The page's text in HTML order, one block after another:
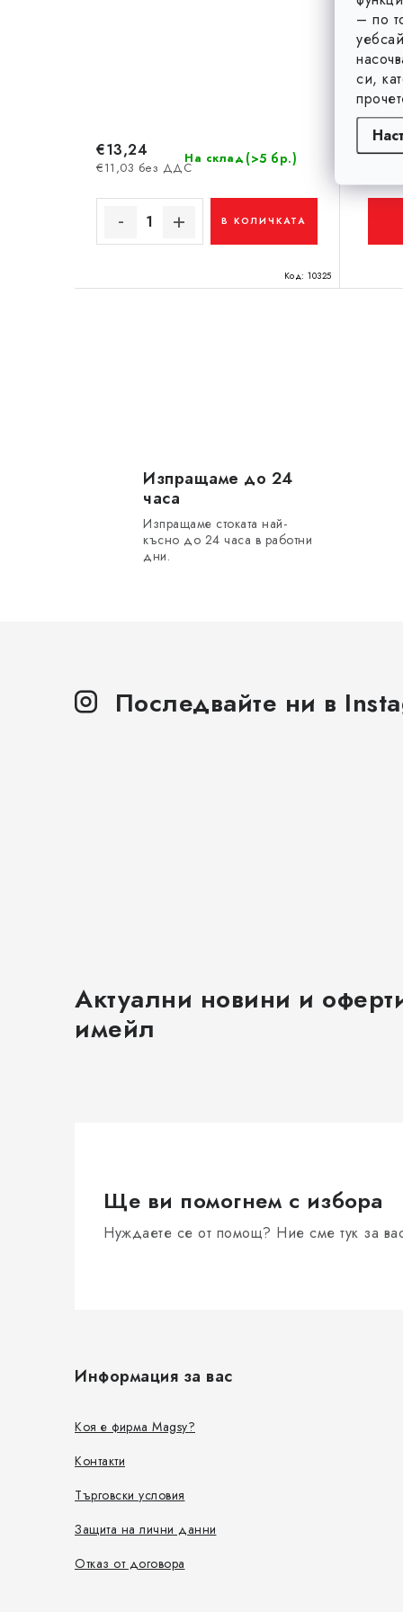
– по
си,
На склад (>5 бр.)
€11,03 без ДДС
€13,24
В КОЛИЧКАТА
Код: 10325
е
м
б
р
о
Изпращаме до 24
часа
Изпращаме стоката най-
късно до 24 часа в работни
дни.
Последвайте ни в
Актуални новини и
имейл
Ще ви помогнем с избора
Нуждаете се от помощ? Ние сме тук за
Информация за вас
Коя е фирма Magsy?
Контакти
Търговски условия
Защита на лични данни
Отказ от договора